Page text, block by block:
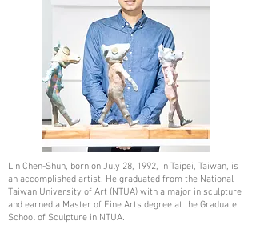
Lin Chen-Shun, born on July 28, 1992, in Taipei, Taiwan, is
an accomplished artist. He graduated from the National
Taiwan University of Art (NTUA) with a major in sculpture
and earned a Master of Fine Arts degree at the Graduate
School of Sculpture in NTUA.